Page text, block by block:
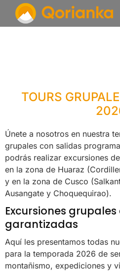
TOURS
Únete a nosotros en nuestra
grupales con salidas
podrás realizar excursiones
en la zona de Huaraz
y en la zona de Cusco
Ausangate y Choquequirao).
Excursiones
garantizadas
Aquí les presentamos todas
para la temporada 2026 de
montañismo, expediciones y